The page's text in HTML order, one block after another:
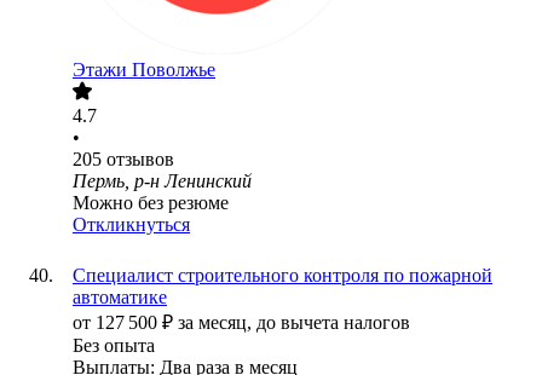
Этажи Поволжье
4.7
•
205 отзывов
Пермь, р-н Ленинский
Можно без резюме
Откликнуться
Специалист строительного контроля по пожарной
автоматике
от 127 500 ₽ за месяц, до вычета налогов
Без опыта
Выплаты: Два раза в месяц